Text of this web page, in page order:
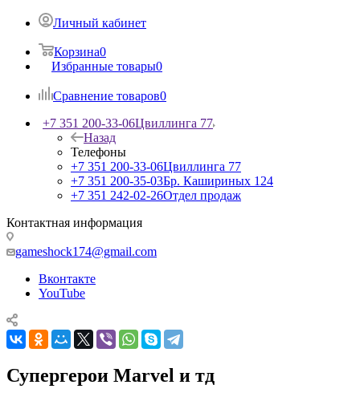
Личный кабинет
Корзина0
Избранные товары0
Сравнение товаров0
+7 351 200-33-06Цвиллинга 77
Назад
Телефоны
+7 351 200-33-06Цвиллинга 77
+7 351 200-35-03Бр. Кашириных 124
+7 351 242-02-26Отдел продаж
Контактная информация
gameshock174@gmail.com
Вконтакте
YouTube
Супергерои Marvel и тд